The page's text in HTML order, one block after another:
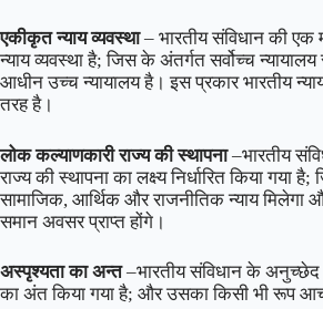
एकीकृत न्याय व्यवस्था– भारतीय संविधान की एक
न्याय व्यवस्था है; जिस के अंतर्गत सर्वोच्च
आधीन उच्च न्यायालय है। इस प्रकार भारतीय
तरह है।
लोक कल्याणकारी राज्य की स्थापना–भारतीय
राज्य की स्थापना का लक्ष्य निर्धारित किया गया
सामाजिक, आर्थिक और राजनीतिक न्याय मिलेगा
समान अवसर प्राप्त होंगे।
अस्पृश्यता का अन्त–भारतीय संविधान के
का अंत किया गया है; और उसका किसी भी रूप